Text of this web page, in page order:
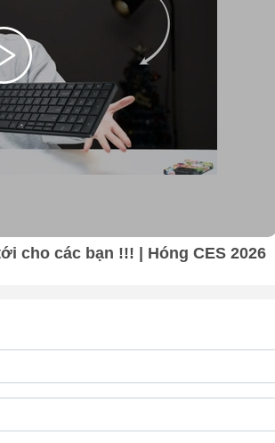
cho các bạn !!! | Hóng CES 2026